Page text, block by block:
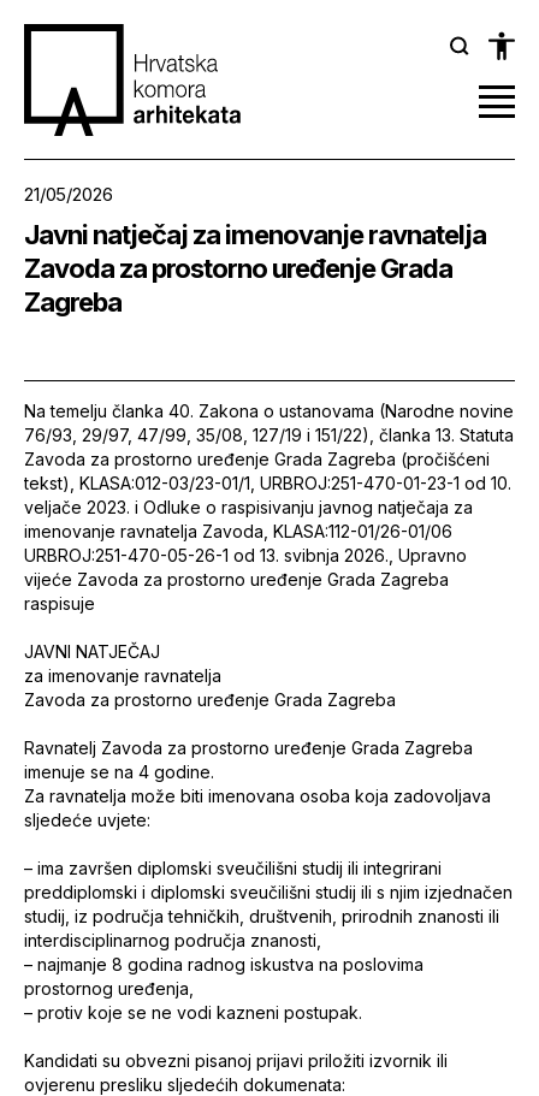
21/05/2026
Javni natječaj za imenovanje ravnatelja
Zavoda za prostorno uređenje Grada
Zagreba
Na temelju članka 40. Zakona o ustanovama (Narodne novine
76/93, 29/97, 47/99, 35/08, 127/19 i 151/22), članka 13. Statuta
Zavoda za prostorno uređenje Grada Zagreba (pročišćeni
tekst), KLASA:012-03/23-01/1, URBROJ:251-470-01-23-1 od 10.
veljače 2023. i Odluke o raspisivanju javnog natječaja za
imenovanje ravnatelja Zavoda, KLASA:112-01/26-01/06
URBROJ:251-470-05-26-1 od 13. svibnja 2026., Upravno
vijeće Zavoda za prostorno uređenje Grada Zagreba
raspisuje
JAVNI NATJEČAJ
za imenovanje ravnatelja
Zavoda za prostorno uređenje Grada Zagreba
Ravnatelj Zavoda za prostorno uređenje Grada Zagreba
imenuje se na 4 godine.
Za ravnatelja može biti imenovana osoba koja zadovoljava
sljedeće uvjete:
– ima završen diplomski sveučilišni studij ili integrirani
preddiplomski i diplomski sveučilišni studij ili s njim izjednačen
studij, iz područja tehničkih, društvenih, prirodnih znanosti ili
interdisciplinarnog područja znanosti,
– najmanje 8 godina radnog iskustva na poslovima
prostornog uređenja,
– protiv koje se ne vodi kazneni postupak.
Kandidati su obvezni pisanoj prijavi priložiti izvornik ili
ovjerenu presliku sljedećih dokumenata: